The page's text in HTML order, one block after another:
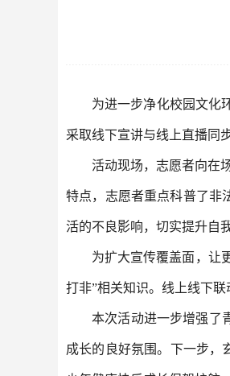
为进一步净化校园文化
采取线下宣讲与线上直播同
活动现场，志愿者向在
特点，志愿者重点科普了非
活的不良影响，切实提升自
为扩大宣传覆盖面，让
打非”相关知识。线上线下
本次活动进一步增强了
成长的良好氛围。下一步，